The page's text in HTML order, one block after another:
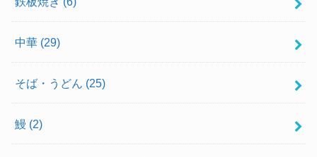
中華 (29)
そば・うどん (25)
鰻 (2)